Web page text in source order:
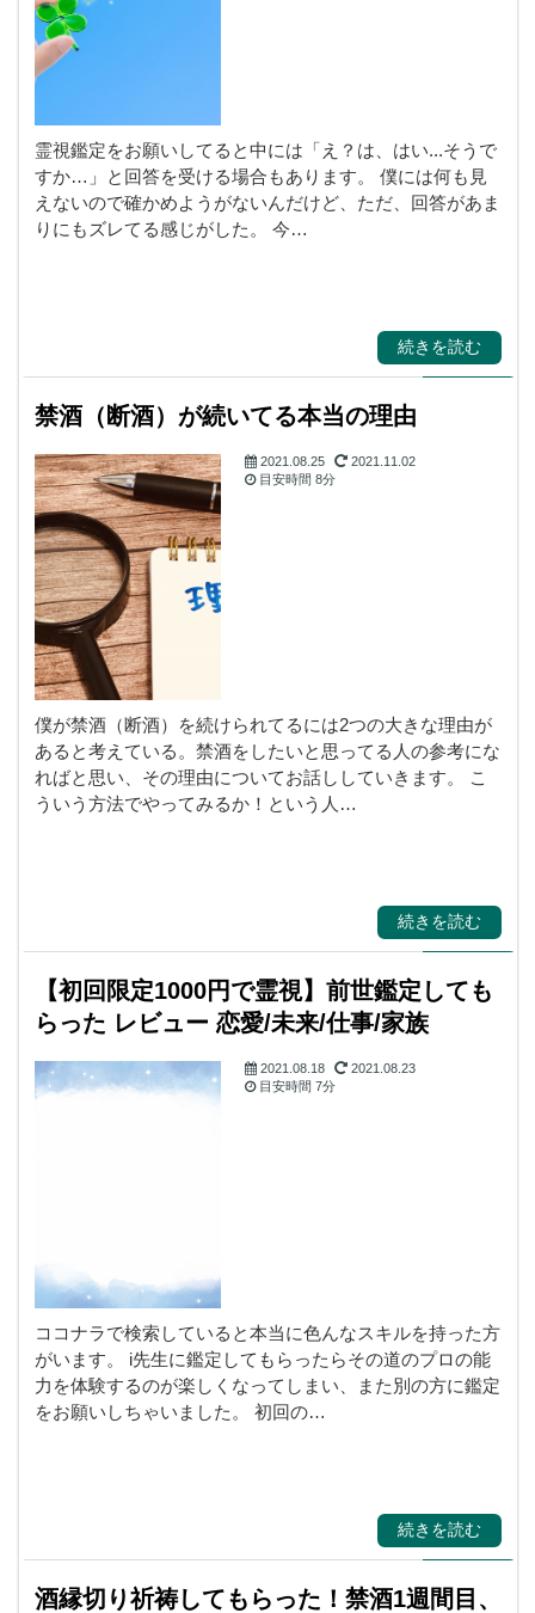
霊視・守護霊・スピ
霊視鑑定をお願いしてると中には「え？は、はい...そうで
すか…」と回答を受ける場合もあります。 僕には何も見
えないので確かめようがないんだけど、ただ、回答があま
りにもズレてる感じがした。 今…
続きを読む
禁酒（断酒）が続いてる本当の理由
霊視・守護霊・スピ
リチャル
2021.08.25
2021.11.02
目安時間 8分
僕が禁酒（断酒）を続けられてるには2つの大きな理由が
あると考えている。禁酒をしたいと思ってる人の参考にな
ればと思い、その理由についてお話ししていきます。 こ
ういう方法でやってみるか！という人…
続きを読む
【初回限定1000円で霊視】前世鑑定しても
らった レビュー 恋愛/未来/仕事/家族
リチャル
2021.08.18
2021.08.23
目安時間 7分
ココナラで検索していると本当に色んなスキルを持った方
がいます。 i先生に鑑定してもらったらその道のプロの能
力を体験するのが楽しくなってしまい、また別の方に鑑定
をお願いしちゃいました。 初回の…
続きを読む
酒縁切り祈祷してもらった！禁酒1週間目、